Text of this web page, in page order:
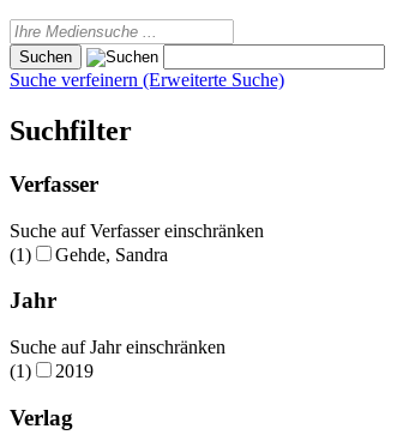
Suche verfeinern (Erweiterte Suche)
Suchfilter
Verfasser
Suche auf Verfasser einschränken
(1)
Gehde, Sandra
Jahr
Suche auf Jahr einschränken
(1)
2019
Verlag